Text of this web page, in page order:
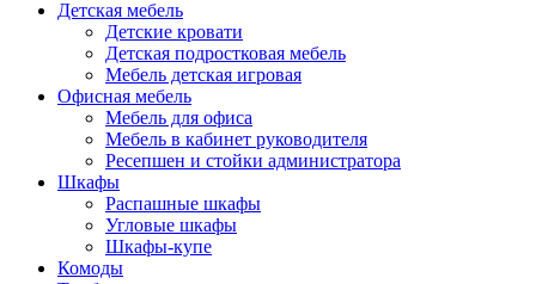
Детская мебель
Детские кровати
Детская подростковая мебель
Мебель детская игровая
Офисная мебель
Мебель для офиса
Мебель в кабинет руководителя
Ресепшен и стойки администратора
Шкафы
Распашные шкафы
Угловые шкафы
Шкафы-купе
Комоды